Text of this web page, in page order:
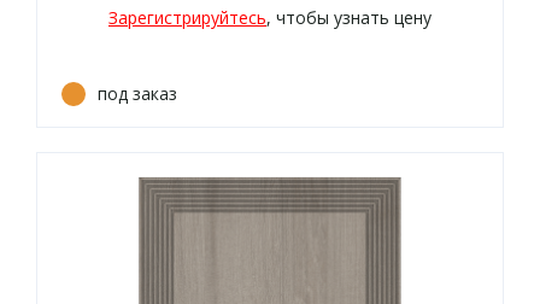
Зарегистрируйтесь, чтобы узнать цену
под заказ